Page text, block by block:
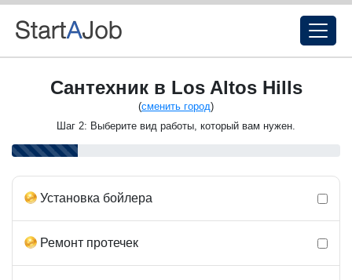
Сантехник в Los Altos Hills
(сменить город)
Шаг 2: Выберите вид работы, который вам нужен.
Установка бойлера
Ремонт протечек